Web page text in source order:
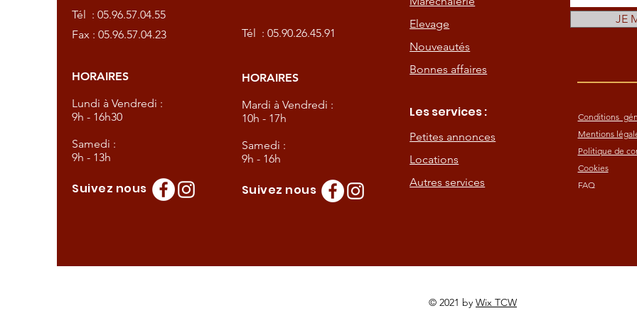
Tél :05.96.57.04.55
Fax : 05.96.57.04.23
HORAIRES
Lundi à Vendredi :
9h - 16h30
Samedi :
9h - 13h
Suivez nous
Tél : 05.90.26.45.91
HORAIRES
Mardi à Vendredi :
10h - 17h
Samedi :
9h - 16h
Suivez nous
Elevage
Nouveautés
Bonnes affaires
Les services :
Petites annonces
Locations
Autres services
JE
Conditions
Mentions
Politique de
Cookies
FAQ
© 2021 by Wix TCW